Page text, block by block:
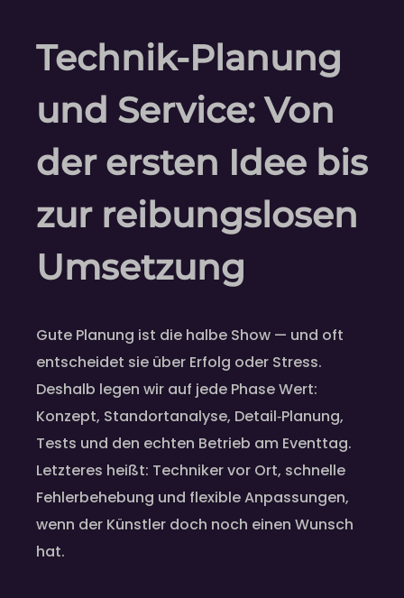
Technik‑Planung
und Service: Von
der ersten Idee bis
zur reibungslosen
Umsetzung
Gute Planung ist die halbe Show — und oft
entscheidet sie über Erfolg oder Stress.
Deshalb legen wir auf jede Phase Wert:
Konzept, Standortanalyse, Detail‑Planung,
Tests und den echten Betrieb am Eventtag.
Letzteres heißt: Techniker vor Ort, schnelle
Fehlerbehebung und flexible Anpassungen,
wenn der Künstler doch noch einen Wunsch
hat.